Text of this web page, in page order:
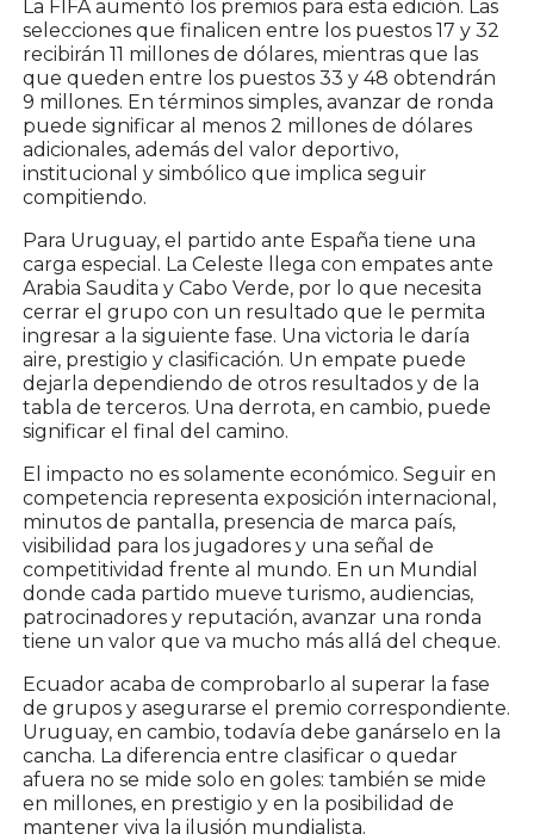
La FIFA aumentó los premios para esta edición. Las
selecciones que finalicen entre los puestos 17 y 32
recibirán 11 millones de dólares, mientras que las
que queden entre los puestos 33 y 48 obtendrán
9 millones. En términos simples, avanzar de ronda
puede significar al menos 2 millones de dólares
adicionales, además del valor deportivo,
institucional y simbólico que implica seguir
compitiendo.
Para Uruguay, el partido ante España tiene una
carga especial. La Celeste llega con empates ante
Arabia Saudita y Cabo Verde, por lo que necesita
cerrar el grupo con un resultado que le permita
ingresar a la siguiente fase. Una victoria le daría
aire, prestigio y clasificación. Un empate puede
dejarla dependiendo de otros resultados y de la
tabla de terceros. Una derrota, en cambio, puede
significar el final del camino.
El impacto no es solamente económico. Seguir en
competencia representa exposición internacional,
minutos de pantalla, presencia de marca país,
visibilidad para los jugadores y una señal de
competitividad frente al mundo. En un Mundial
donde cada partido mueve turismo, audiencias,
patrocinadores y reputación, avanzar una ronda
tiene un valor que va mucho más allá del cheque.
Ecuador acaba de comprobarlo al superar la fase
de grupos y asegurarse el premio correspondiente.
Uruguay, en cambio, todavía debe ganárselo en la
cancha. La diferencia entre clasificar o quedar
afuera no se mide solo en goles: también se mide
en millones, en prestigio y en la posibilidad de
mantener viva la ilusión mundialista.